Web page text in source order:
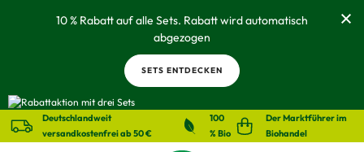
springen10 % Rabatt auf alle Sets. Rabatt wird automatisch
abgezogen
SETS ENTDECKEN
Deutschlandweit
versandkostenfrei ab 50 €
100
% Bio
Der Marktführer im
Biohandel